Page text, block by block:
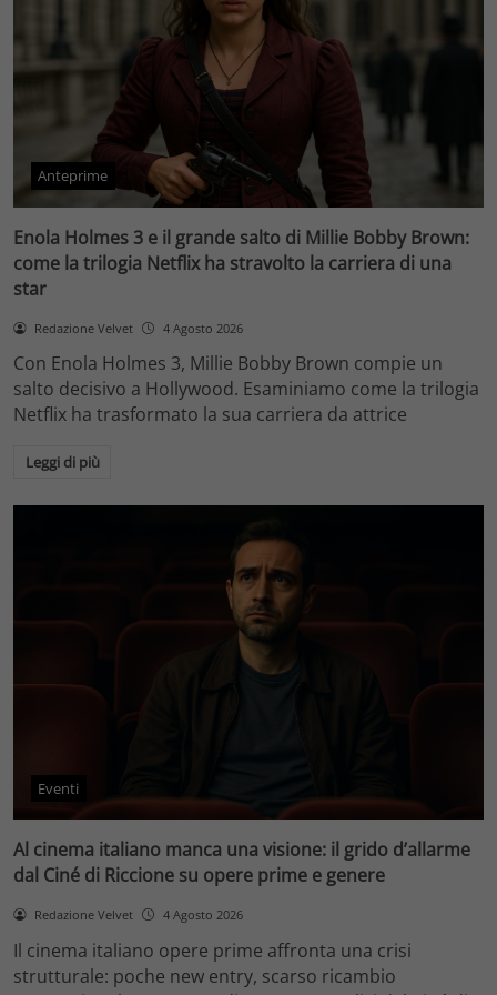
Anteprime
Enola Holmes 3 e il grande salto di Millie Bobby Brown:
come la trilogia Netflix ha stravolto la carriera di una
star
Redazione Velvet 4 Agosto 2026
Con Enola Holmes 3, Millie Bobby Brown compie un
salto decisivo a Hollywood. Esaminiamo come la trilogia
Netflix ha trasformato la sua carriera da attrice
Leggi di più
Eventi
Al cinema italiano manca una visione: il grido d’allarme
dal Ciné di Riccione su opere prime e genere
Redazione Velvet 4 Agosto 2026
Il cinema italiano opere prime affronta una crisi
strutturale: poche new entry, scarso ricambio